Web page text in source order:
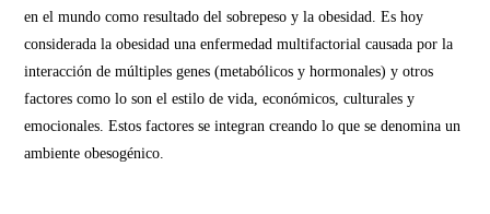
en el mundo como resultado del sobrepeso y la obesidad. Es hoy
considerada la obesidad una enfermedad multifactorial causada por la
interacción de múltiples genes (metabólicos y hormonales) y otros
factores como lo son el estilo de vida, económicos, culturales y
emocionales. Estos factores se integran creando lo que se denomina un
ambiente obesogénico.